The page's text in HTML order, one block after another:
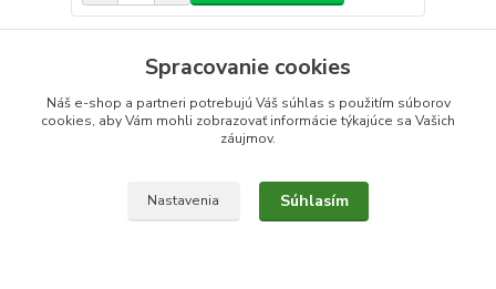
Spracovanie cookies
Náš e-shop a partneri potrebujú Váš súhlas s použitím súborov
cookies, aby Vám mohli zobrazovať informácie týkajúce sa Vašich
záujmov.
Nastavenia Súhlasím